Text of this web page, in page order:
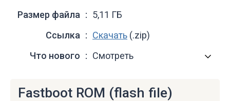
Размер файла
5,11 ГБ
Ссылка
Скачать (.zip)
Что нового
Смотреть
Fastboot ROM (flash file)